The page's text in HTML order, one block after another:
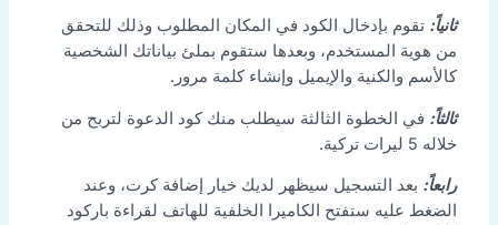
ثانياً: تقوم بإدخال الكود في المكان المطلوب وذلك للتحقق
من هوية المستخدم، وبعدها ستقوم بملئ بياناتك الشخصية
كالأسم والكنية والإيميل وإنشاء كلمة مرور.
ثالثاً: في الخطوة الثالثة سيطلب منك كود الدعوة لتربح من
خلاله 5 ليرات تركية.
رابعاً: بعد التسجيل سيظهر لديك خيار إضافة كرت، وعند
الضغط عليه ستفتح الكاميرا الخلفية للهاتف لقراءة باركود